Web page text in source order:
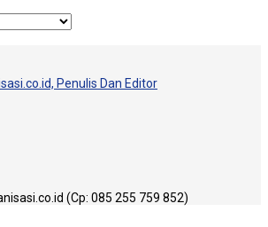
Penulis Dan Editor
(Cp: 085 255 759 852)